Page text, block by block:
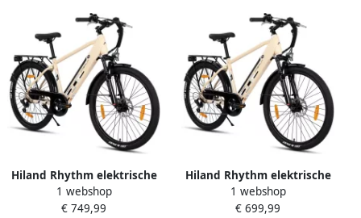
Hiland Rhythm elektrische
stadsfiets 26 inch 250W
motor 60 km actieradius
1 webshop
€ 749,99
Hiland Rhythm elektrische
stadsfiets 26 inch 250W
motor 50km actieradius 36V
1 webshop
€ 699,99